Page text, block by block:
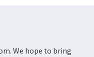
We hope to bring